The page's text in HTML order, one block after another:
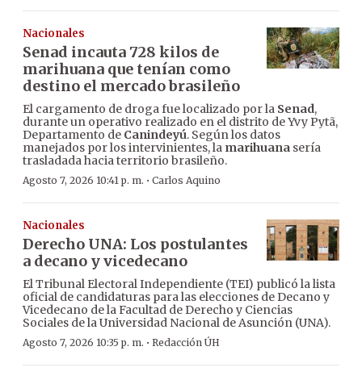
Nacionales
Senad incauta 728 kilos de
marihuana que tenían como
destino el mercado brasileño
El cargamento de droga fue localizado por la Senad,
durante un operativo realizado en el distrito de Yvy Pytã,
Departamento de Canindeyú. Según los datos
manejados por los intervinientes, la marihuana sería
trasladada hacia territorio brasileño.
Agosto 7, 2026 10:41 p. m. · Carlos Aquino
Nacionales
Derecho UNA: Los postulantes
a decano y vicedecano
El Tribunal Electoral Independiente (TEI) publicó la lista
oficial de candidaturas para las elecciones de Decano y
Vicedecano de la Facultad de Derecho y Ciencias
Sociales de la Universidad Nacional de Asunción (UNA).
Agosto 7, 2026 10:35 p. m. · Redacción ÚH